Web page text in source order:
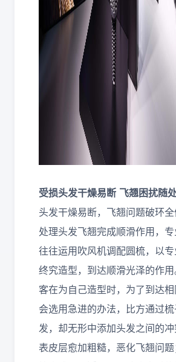
受损头发干燥易断 飞翘困扰随
头发干燥易断，飞翘问题破环
处理头发飞翘完成顺滑作用，
往往运用吹风机调配圆梳，以
终究造型，到达顺滑光泽的作
客在为自己造型时，为了到达
会选用急进的办法，比方通过
发，却无形中添加头发之间的
表皮层愈加粗糙，恶化飞翘问